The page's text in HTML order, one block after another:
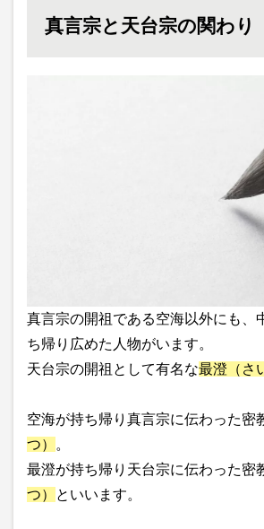
真言宗と天台宗の関わり
真言宗の開祖である空海以外にも、
ち帰り広めた人物がいます。
天台宗の開祖として有名な最澄（さ
空海が持ち帰り真言宗に伝わった密
つ） 。
最澄が持ち帰り天台宗に伝わった密
つ）
といいます。